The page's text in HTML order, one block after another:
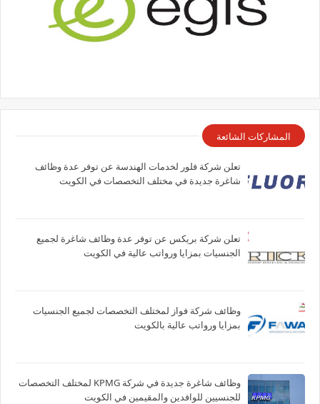
المشاركات الشائعة
تعلن شركة فلور لخدمات الهندسة عن توفر عدة وظائف
شاغرة جديدة في مختلف التخصصات في الكويت
تعلن شركة بريكس عن توفر عدة وظائف شاغرة لجميع
الجنسيات بمزايا ورواتب عالية في الكويت
وظائف شركة فواز لمختلف التخصصات لجميع الجنسيات
بمزايا ورواتب عالية بالكويت
وظائف شاغرة جديدة في شركة ‏KPMG لمختلف التخصصات
للجنسيين للوافدين والمقيمين في الكويت